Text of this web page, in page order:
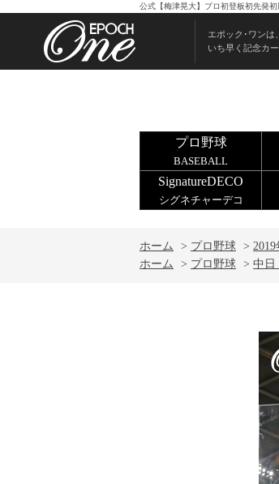
公式【梅津晃大】プロ初登板初先発
エポック･ワンは
いち早く記念カ
プロ野球
BASEBALL
SignatureDECO
シグネチャーデコ
ホーム > プロ野球 > 2019
ホーム
> プロ野球 > 中日